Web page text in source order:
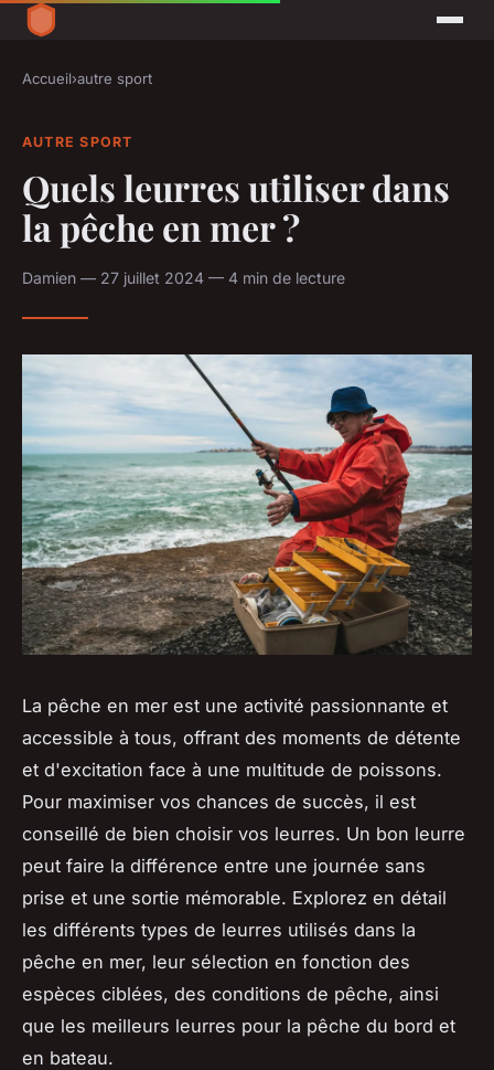
Accueil›autre sport
AUTRE SPORT
Quels leurres utiliser dans
la pêche en mer ?
Damien — 27 juillet 2024 — 4 min de lecture
La pêche en mer est une activité passionnante et
accessible à tous, offrant des moments de détente
et d'excitation face à une multitude de poissons.
Pour maximiser vos chances de succès, il est
conseillé de bien choisir vos leurres. Un bon leurre
peut faire la différence entre une journée sans
prise et une sortie mémorable. Explorez en détail
les différents types de leurres utilisés dans la
pêche en mer, leur sélection en fonction des
espèces ciblées, des conditions de pêche, ainsi
que les meilleurs leurres pour la pêche du bord et
en bateau.